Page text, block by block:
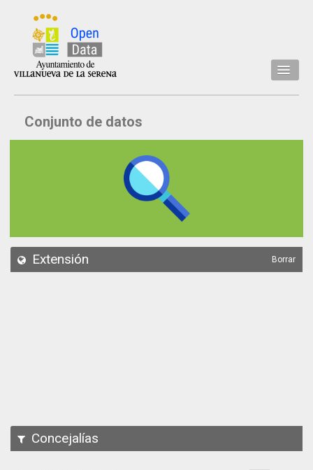
Inicio
Datos
API
Conjunto de datos
Extensión Borrar
Concejalías